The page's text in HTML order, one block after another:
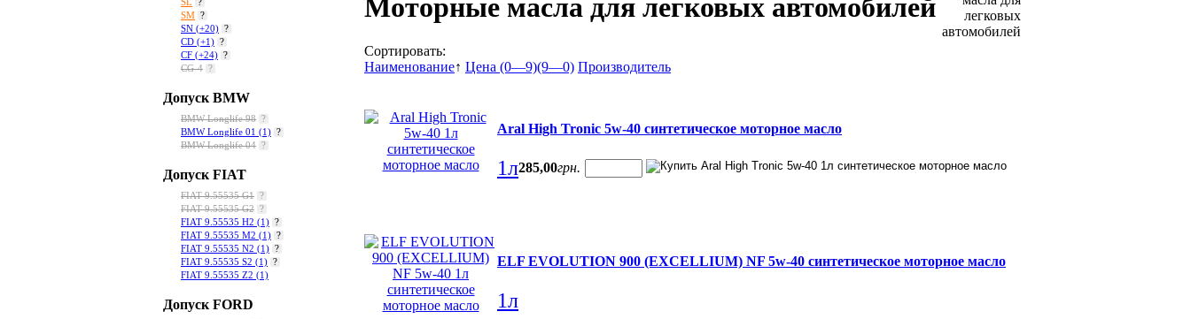
SL
?
SM ?
SN (+20) ?
CD (+1) ?
CF (+24) ?
CG-4 ?
Допуск BMW
BMW Longlife 98 ?
BMW Longlife 01 (1) ?
BMW Longlife 04 ?
Допуск FIAT
FIAT 9.55535 G1 ?
FIAT 9.55535 G2 ?
FIAT 9.55535 H2 (1) ?
FIAT 9.55535 M2 (1) ?
FIAT 9.55535 N2 (1) ?
FIAT 9.55535 S2 (1) ?
FIAT 9.55535 Z2 (1)
Допуск FORD
Моторные масла для легковых автомобилей
Сортировать:
Наименование↑ Цена (0—9)(9—0) Производитель
Aral High Tronic 5w-40 синтетическое моторное масло
1л285,00грн.
ELF EVOLUTION 900 (EXCELLIUM) NF 5w-40 синтетическое моторное масло
1л